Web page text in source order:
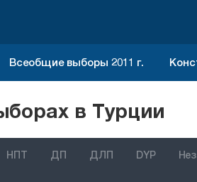
Всеобщие выборы 2011 г.
в Турции
НПТ ДП ДЛП DYP